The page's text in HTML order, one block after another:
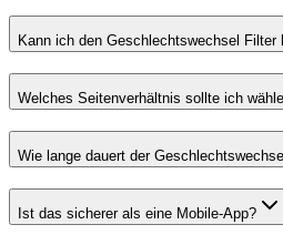
Kann ich den Geschlechtswechsel Filter
Welches Seitenverhältnis sollte ich
Wie lange dauert der
Ist das sicherer als eine Mobile-App?